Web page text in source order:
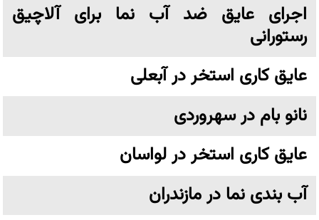
اجرای عایق ضد آب نما برای آلاچیق
رستورانی
عایق کاری استخر در آبعلی
نانو بام در سهروردی
عایق کاری استخر در لواسان
آب بندی نما در مازندران